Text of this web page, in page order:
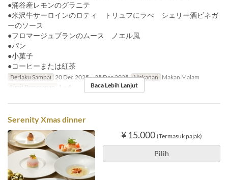
●涌谷産レモンのグラニテ
●米沢牛サーロインのロティ トリュフにラぺ シェリー酒ビネガ
ーのソース
●フロマージュブランのムース ノエル風
●パン
●小菓子
●コーヒーまたは紅茶
Berlaku Sampai 20 Dec 2025 ~ 25 Dec 2025 Makanan Makan Malam
Limit Pemesanan
1 ~ 4 Baca Lebih Lanjut
Serenity Xmas dinner
¥ 15.000 (Termasuk pajak)
Pilih